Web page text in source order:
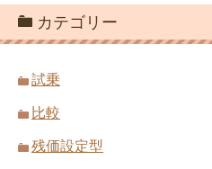
カテゴリー
試乗
比較
残価設定型